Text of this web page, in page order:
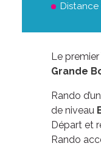
Distance
Le premier
Grande
Rando
de niveau
Départ et
Rando